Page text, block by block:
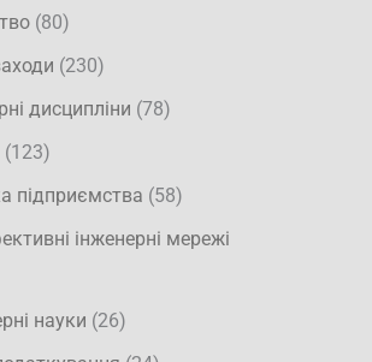
(80)
(230)
дисципліни (78)
(123)
підприємства (58)
інженерні мережі
науки (26)